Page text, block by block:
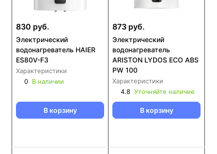
830 руб.
Электрический
водонагреватель HAIER
ES80V-F3
Характеристики
0 В наличии
В корзину
873 руб.
Электрический
водонагреватель
ARISTON LYDOS ECO ABS
PW 100
Характеристики
4.8 Уточняйте наличие
В корзину